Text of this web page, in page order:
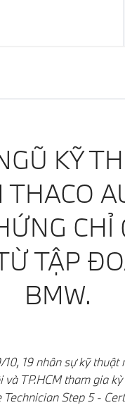
KỸ
THACO
CHỈ
TẬP
BMW.
10, 19 nhân sự kỹ thuật
và TP.HCM tham gia
Technician Step 5 -